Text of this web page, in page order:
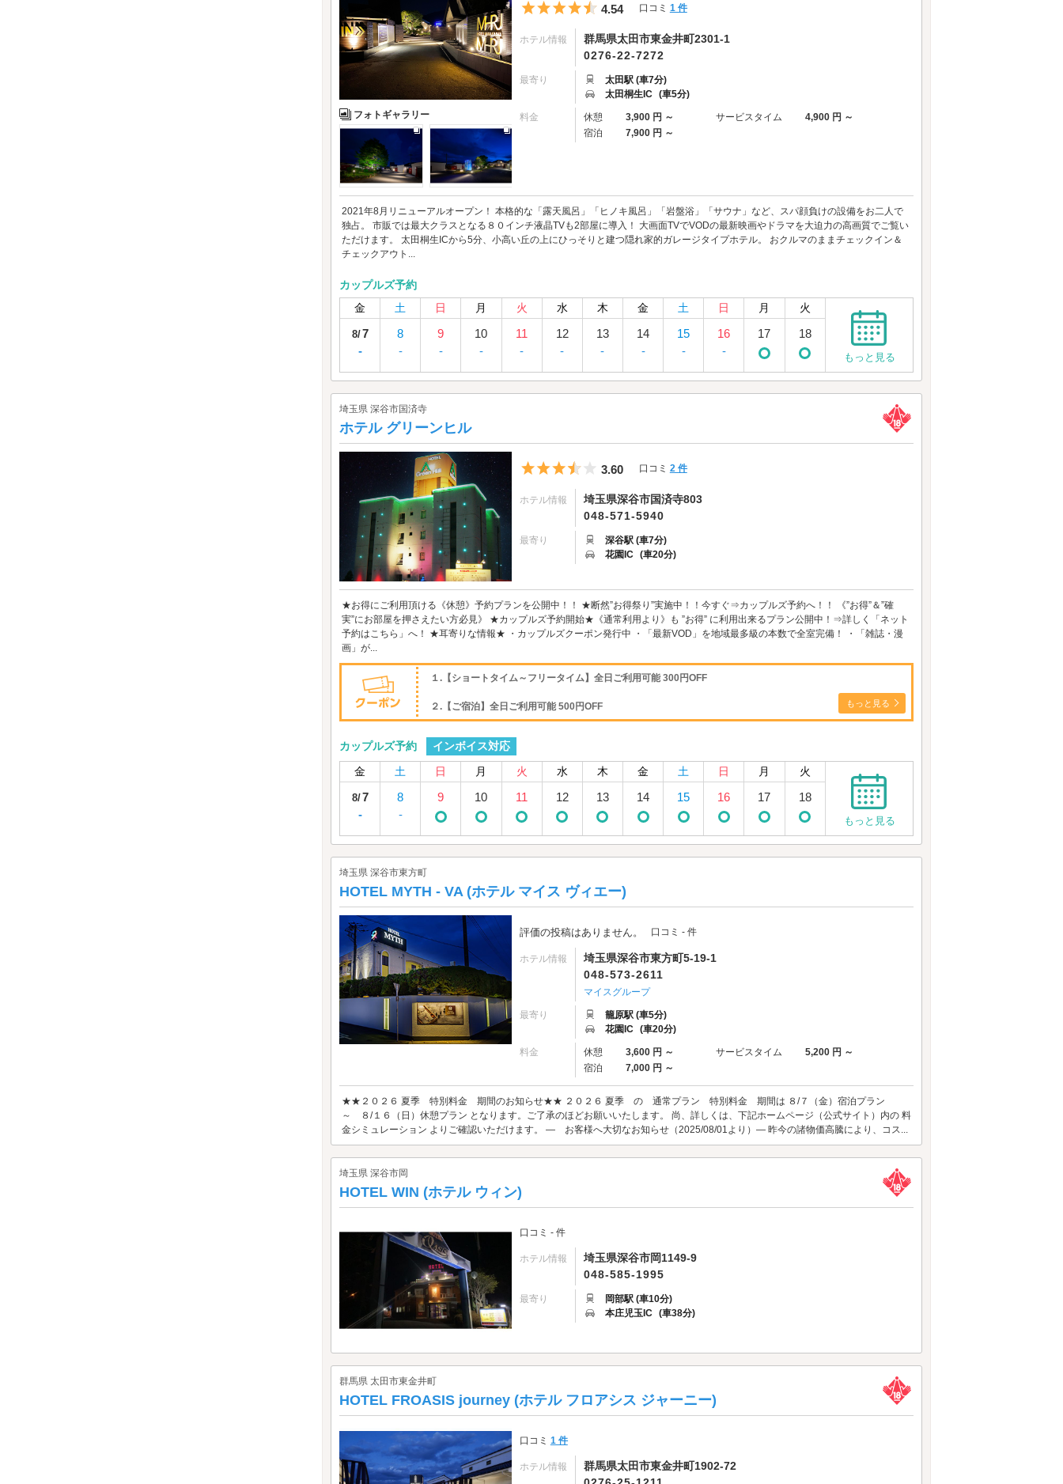
フォトギャラリー
5つ星のうち4.5
4.54 口コミ 1 件
ホテル情報
群馬県太田市東金井町2301-1
0276-22-7272
最寄り
太田駅 (車7分)
太田桐生IC (車5分)
料金 休憩 3,900 円 ～ サービスタイム
4,900 円 ～
宿泊
7,900 円 ～
2021年8月リニューアルオープン！ 本格的な「露天風呂」「ヒノキ風呂」「岩盤浴」「サウナ」など、スパ顔負けの設備をお二人で
独占。 市販では最大クラスとなる８０インチ液晶TVも2部屋に導入！ 大画面TVでVODの最新映画やドラマを大迫力の高画質でご覧い
ただけます。 太田桐生ICから5分、小高い丘の上にひっそりと建つ隠れ家的ガレージタイプホテル。 おクルマのままチェックイン＆
チェックアウト...
カップルズ予約
金
土 日 月 火 水 木 金 土 日 月 火
8/7
-
8
-
9
-
10
-
11
-
12
-
13
-
14
-
15
-
16
-
17 18
もっと見る
埼玉県 深谷市国済寺
ホテル グリーンヒル
5つ星のうち3.5
3.60 口コミ 2 件
ホテル情報
埼玉県深谷市国済寺803
048-571-5940
最寄り
深谷駅 (車7分)
花園IC (車20分)
★お得にご利用頂ける《休憩》予約プランを公開中！！ ★断然”お得祭り”実施中！！今すぐ⇒カップルズ予約へ！！ 《”お得”＆”確
実”にお部屋を押さえたい方必見》 ★カップルズ予約開始★《通常利用より》も ”お得” に利用出来るプラン公開中！⇒詳しく「ネット
予約はこちら」へ！ ★耳寄りな情報★ ・カップルズクーポン発行中 ・「最新VOD」を地域最多級の本数で全室完備！ ・「雑誌・漫
画」が...
１.【ショートタイム～フリータイム】全日ご利用可能 300円OFF
２.【ご宿泊】全日ご利用可能 500円OFF もっと見る
カップルズ予約
インボイス対応
金
土 日 月 火 水 木 金 土 日 月 火
8/7
-
8
-
9 10 11 12 13 14 15 16 17 18
もっと見る
埼玉県 深谷市東方町
HOTEL MYTH - VA (ホテル マイス ヴィエー)
評価の投稿はありません。 口コミ - 件
ホテル情報
埼玉県深谷市東方町5-19-1
048-573-2611
マイスグループ
最寄り
籠原駅 (車5分)
花園IC (車20分)
料金 休憩 3,600 円 ～ サービスタイム
5,200 円 ～
宿泊
7,000 円 ～
★★２０２６ 夏季 特別料金 期間のお知らせ★★ ２０２６ 夏季 の 通常プラン 特別料金 期間は ８/７（金）宿泊プラン
～ ８/１６（日）休憩プラン となります。ご了承のほどお願いいたします。 尚、詳しくは、下記ホームページ（公式サイト）内の 料
金シミュレーション よりご確認いただけます。 ― お客様へ大切なお知らせ（2025/08/01より）― 昨今の諸物価高騰により、コス...
埼玉県 深谷市岡
HOTEL WIN (ホテル ウィン)
口コミ - 件
ホテル情報
埼玉県深谷市岡1149-9
048-585-1995
最寄り
岡部駅 (車10分)
本庄児玉IC (車38分)
群馬県 太田市東金井町
HOTEL FROASIS journey (ホテル フロアシス ジャーニー)
口コミ 1 件
ホテル情報
群馬県太田市東金井町1902-72